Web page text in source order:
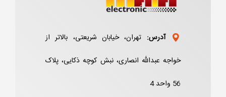
آدرس: تهران، خیابان شریعتی، بالاتر از
خواجه عبدالله انصاری، نبش کوچه ذکایی، پلاک
56 واحد 4